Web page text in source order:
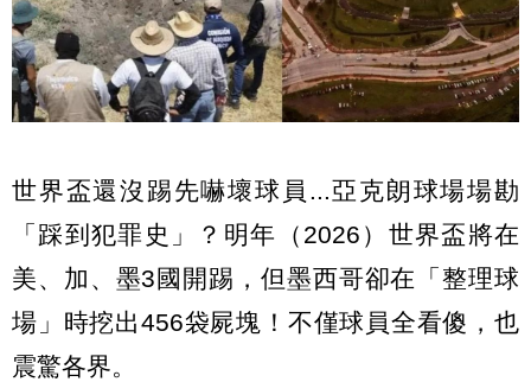
世界盃還沒踢先嚇壞球員...亞克朗球場場勘
「踩到犯罪史」？明年（2026）世界盃將在
美、加、墨3國開踢，但墨西哥卻在「整理球
場」時挖出456袋屍塊！不僅球員全看傻，也
震驚各界。